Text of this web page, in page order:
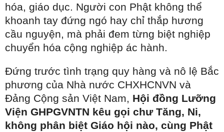
hóa, giáo dục. Người con Phật không thể
khoanh tay đứng ngó hay chỉ thắp hương
cầu nguyện, mà phải đem từng biệt nghiệp
chuyển hóa cộng nghiệp ác hành.
Đứng trước tình trạng quy hàng và nô lệ Bắc
phương của Nhà nước CHXHCNVN và
Đảng Cộng sản Việt Nam, Hội đồng Lưỡng
Viện GHPGVNTN kêu gọi chư Tăng, Ni,
không phân biệt Giáo hội nào, cùng Phật